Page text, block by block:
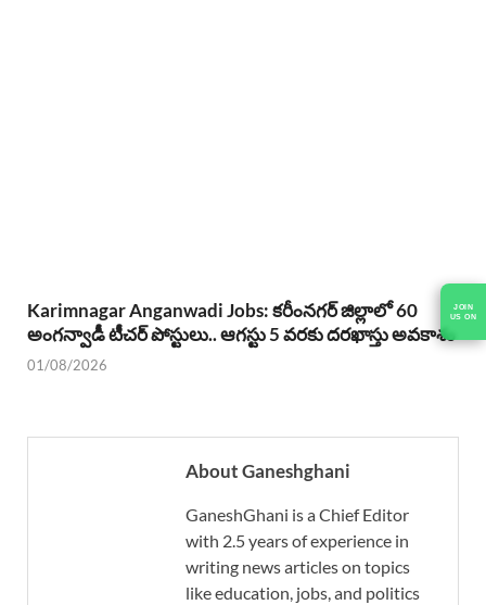
JOIN
US ON
Karimnagar Anganwadi Jobs: కరీంనగర్ జిల్లాలో 60
అంగన్వాడీ టీచర్ పోస్టులు.. ఆగస్టు 5 వరకు దరఖాస్తు అవకాశం
01/08/2026
About Ganeshghani
GaneshGhani is a Chief Editor
with 2.5 years of experience in
writing news articles on topics
like education, jobs, and politics